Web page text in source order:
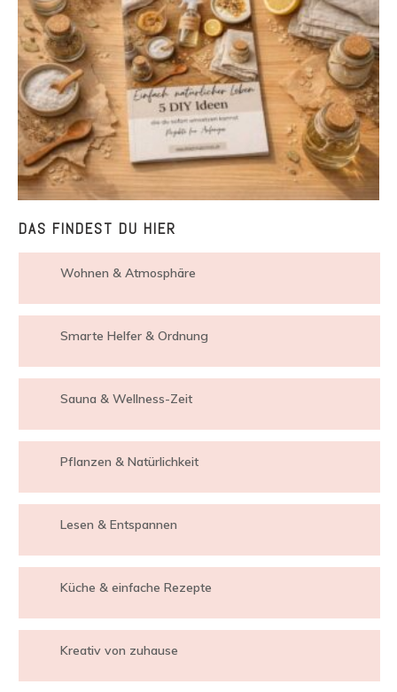
DAS FINDEST DU HIER
Wohnen & Atmosphäre
Smarte Helfer & Ordnung
Sauna & Wellness-Zeit
Pflanzen & Natürlichkeit
Lesen & Entspannen
Küche & einfache Rezepte
Kreativ von zuhause